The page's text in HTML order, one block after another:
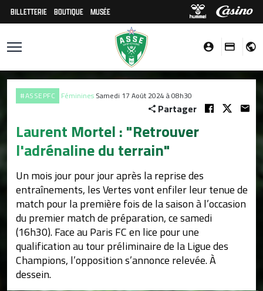
BILLETTERIE BOUTIQUE MUSÉE
#ASSEPFC Féminines Samedi 17 Août 2024 à 08h30
Partager
Laurent Mortel : "Retrouver
l'adrénaline du terrain"
Un mois jour pour jour après la reprise des
entraînements, les Vertes vont enfiler leur tenue de
match pour la première fois de la saison à l’occasion
du premier match de préparation, ce samedi
(16h30). Face au Paris FC en lice pour une
qualification au tour préliminaire de la Ligue des
Champions, l’opposition s’annonce relevée. À
dessein.